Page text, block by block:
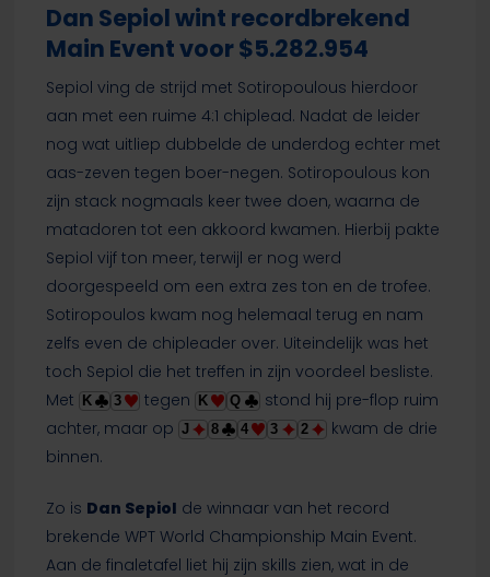
Dan Sepiol wint recordbrekend
Main Event voor $5.282.954
Sepiol ving de strijd met Sotiropoulous hierdoor
aan met een ruime 4:1 chiplead. Nadat de leider
nog wat uitliep dubbelde de underdog echter met
aas-zeven tegen boer-negen. Sotiropoulous kon
zijn stack nogmaals keer twee doen, waarna de
matadoren tot een akkoord kwamen. Hierbij pakte
Sepiol vijf ton meer, terwijl er nog werd
doorgespeeld om een extra zes ton en de trofee.
Sotiropoulos kwam nog helemaal terug en nam
zelfs even de chipleader over. Uiteindelijk was het
toch Sepiol die het treffen in zijn voordeel besliste.
Met K 3 tegen K Q
stond hij pre-flop ruim
achter, maar op J 8 4 3 2
kwam de drie
binnen.
Zo is Dan Sepiol de winnaar van het record
brekende WPT World Championship Main Event.
Aan de finaletafel liet hij zijn skills zien, wat in de